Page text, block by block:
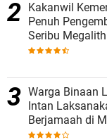
Kakanwil
Penuh
Seribu Megalith
Warga Binaan
Intan
Berjamaah di